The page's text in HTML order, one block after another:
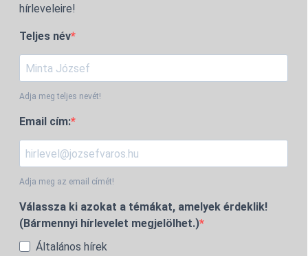
hírleveleire!
Teljes név
Adja meg teljes nevét!
Email cím:
Adja meg az email címét!
Válassza ki azokat a témákat, amelyek érdeklik!
(Bármennyi hírlevelet megjelölhet.)
Általános hírek